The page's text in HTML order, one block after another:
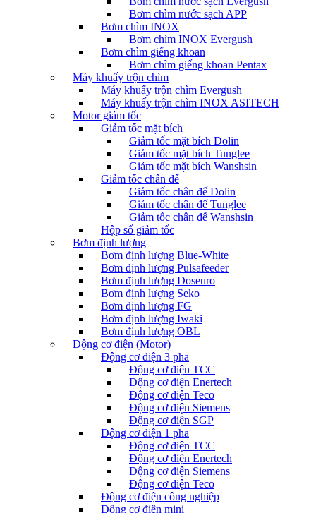
Bơm chìm nước sạch APP
Bơm chìm INOX
Bơm chìm INOX Evergush
Bơm chìm giếng khoan
Bơm chìm giếng khoan Pentax
Máy khuấy trộn chìm
Máy khuấy trộn chìm Evergush
Máy khuấy trộn chìm INOX ASITECH
Motor giảm tốc
Giảm tốc mặt bích
Giảm tốc mặt bích Dolin
Giảm tốc mặt bích Tunglee
Giảm tốc mặt bích Wanshsin
Giảm tốc chân đế
Giảm tốc chân đế Dolin
Giảm tốc chân đế Tunglee
Giảm tốc chân đế Wanshsin
Hộp số giảm tốc
Bơm định lượng
Bơm định lượng Blue-White
Bơm định lượng Pulsafeeder
Bơm định lượng Doseuro
Bơm định lượng Seko
Bơm định lượng FG
Bơm định lượng Iwaki
Bơm định lượng OBL
Động cơ điện (Motor)
Động cơ điện 3 pha
Động cơ điện TCC
Động cơ điện Enertech
Động cơ điện Teco
Động cơ điện Siemens
Động cơ điện SGP
Động cơ điện 1 pha
Động cơ điện TCC
Động cơ điện Enertech
Động cơ điện Siemens
Động cơ điện Teco
Động cơ điện công nghiệp
Động cơ điện mini